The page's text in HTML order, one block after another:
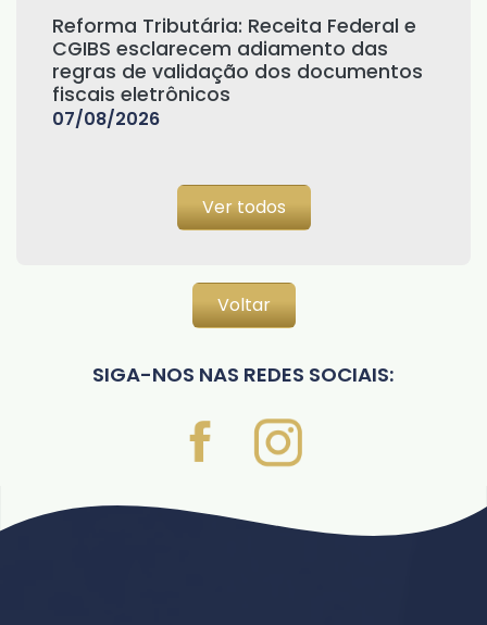
Reforma Tributária: Receita Federal e
CGIBS esclarecem adiamento das
regras de validação dos documentos
fiscais eletrônicos
07/08/2026
Ver todos
Voltar
SIGA-NOS NAS REDES SOCIAIS: